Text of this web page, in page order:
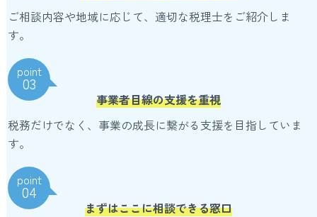
ご相談内容や地域に応じて、適切な税理士をご紹介しま
す。
point
03
事業者目線の支援を重視
税務だけでなく、事業の成長に繋がる支援を目指していま
す。
point
04
まずはここに相談できる窓口